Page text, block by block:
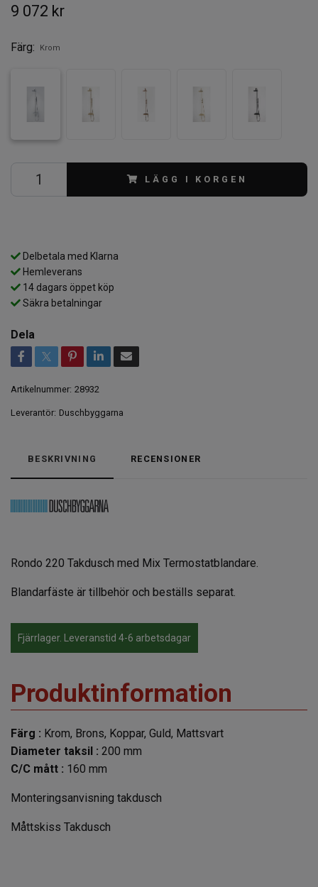
9 072 kr
Färg: Krom
LÄGG I KORGEN
Delbetala med Klarna
Hemleverans
14 dagars öppet köp
Säkra betalningar
Dela
Artikelnummer: 28932
Leverantör: Duschbyggarna
BESKRIVNING RECENSIONER
Rondo 220 Takdusch med Mix Termostatblandare.
Blandarfäste är tillbehör och beställs separat.
Fjärrlager. Leveranstid 4-6 arbetsdagar
Produktinformation
Färg : Krom, Brons, Koppar, Guld, Mattsvart
Diameter taksil : 200 mm
C/C mått : 160 mm
Monteringsanvisning takdusch
Måttskiss Takdusch